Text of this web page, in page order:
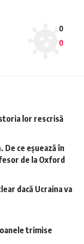
0
0
lor rescrisă
ce eșuează în
de la Oxford
dacă Ucraina va
trimise